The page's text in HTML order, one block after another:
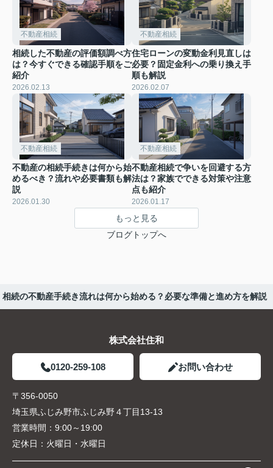
不動産相続
相続した不動産の評価額調べ方
は？今すぐできる確認手順をご
紹介
2026.02.13
不動産相続
住宅ローンの変動金利見直しは
必要？固定金利への乗り換え手
順も解説
2026.02.07
不動産相続
不動産の相続手続きは何から始
めるべき？流れや必要書類も解
説
2026.01.30
不動産相続
不動産相続で争いを回避する方
法は？家族でできる対策や注意
点も紹介
2026.01.17
もっと見る
ブログトップへ
相続の不動産手続き流れは何から始める？必要な準備と進め方を解説
株式会社住和
0120-259-108 お問い合わせ
〒356-0050
埼玉県ふじみ野市ふじみ野４丁目13-13
営業時間： 9:00～19:00
定休日： 火曜日・水曜日